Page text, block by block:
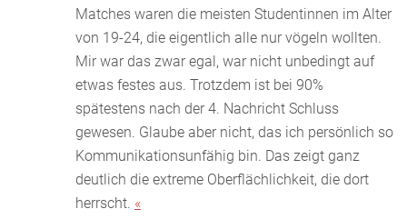
Matches waren die meisten Studentinnen im Alter
von 19-24, die eigentlich alle nur vögeln wollten.
Mir war das zwar egal, war nicht unbedingt auf
etwas festes aus. Trotzdem ist bei 90%
spätestens nach der 4. Nachricht Schluss
gewesen. Glaube aber nicht, das ich persönlich so
Kommunikationsunfähig bin. Das zeigt ganz
deutlich die extreme Oberflächlichkeit, die dort
herrscht. «